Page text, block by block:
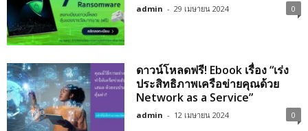
admin - 29 เมษายน 2024 0
ดาวน์โหลดฟรี! Ebook เรื่อง “เร่ง
ประสิทธิภาพเครือข่ายคุณด้วย
Network as a Service”
admin - 12 เมษายน 2024 0